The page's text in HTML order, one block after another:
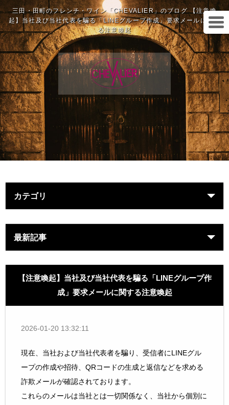
三田・田町のフレンチ・ワイン「CHEVALIER」のブログ 【注意喚
起】当社及び当社代表を騙る「LINEグループ作成」要求メールに関す
る注意喚起
カテゴリ
最新記事
【注意喚起】当社及び当社代表を騙る「LINEグループ作
成」要求メールに関する注意喚起
2026-01-20 13:32:11
現在、当社および当社代表者を騙り、受信者にLINEグル
ープの作成や招待、QRコードの生成と返信などを求める
詐欺メールが確認されております。
これらのメールは当社とは一切関係なく、当社から個別に